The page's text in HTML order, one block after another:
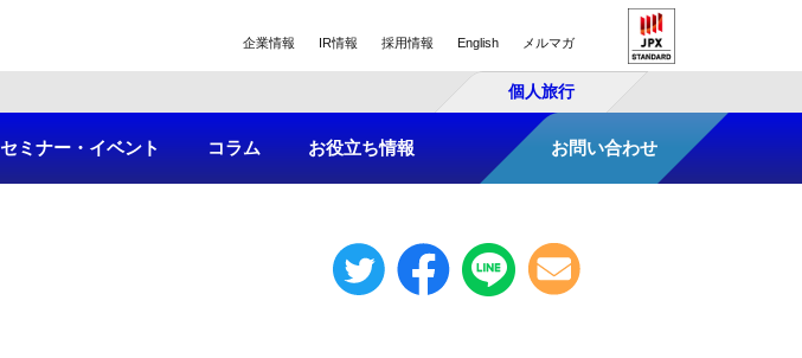
企業情報 IR情報 採用情報 English メルマガ
個人旅行
セミナー・イベント コラム お役立ち情報 お問い合わせ